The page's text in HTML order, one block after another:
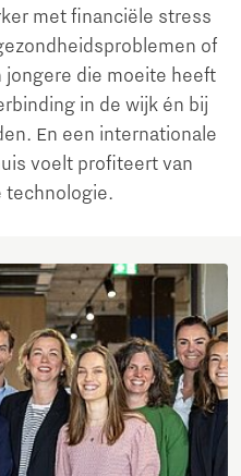
met financiële stress
of
jongere die moeite heeft
in de wijk én bij
En een internationale
voelt profiteert van
technologie.